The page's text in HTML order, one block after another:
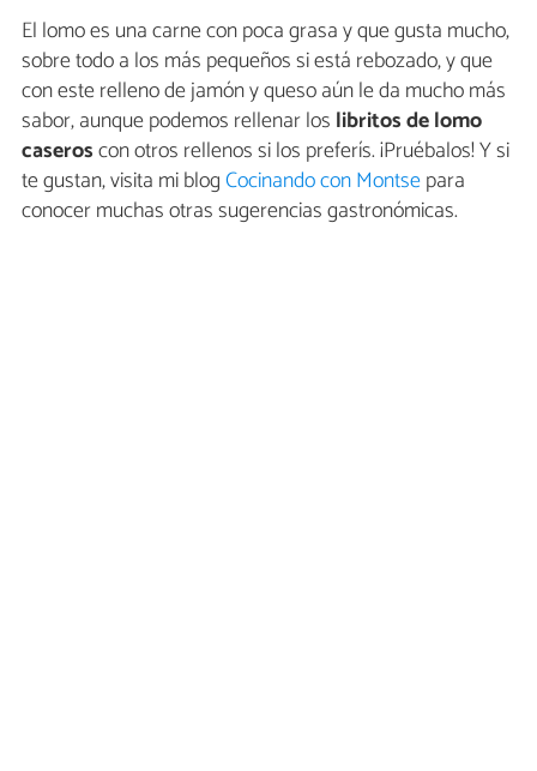
El lomo es una carne con poca grasa y que gusta mucho,
sobre todo a los más pequeños si está rebozado, y que
con este relleno de jamón y queso aún le da mucho más
sabor, aunque podemos rellenar los libritos de lomo
caseroscon otros rellenos si los preferís. ¡Pruébalos! Y si
te gustan, visita mi blogCocinando con Montsepara
conocer muchas otras sugerencias gastronómicas.